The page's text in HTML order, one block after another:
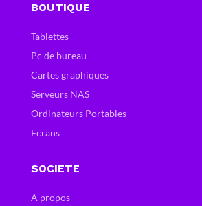
BOUTIQUE
Tablettes
Pc de bureau
Cartes graphiques
Serveurs NAS
Ordinateurs Portables
Ecrans
SOCIETE
A propos